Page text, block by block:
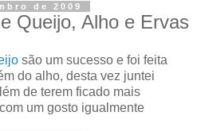
de 2009
Queijo, Alho e Ervas
são um sucesso e foi feita
do alho, desta vez juntei
de terem ficado mais
um gosto igualmente